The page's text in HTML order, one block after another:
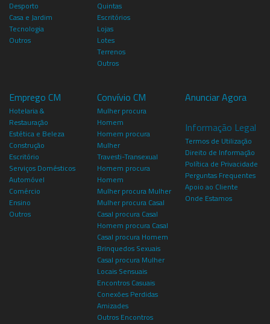
Desporto
Casa e Jardim
Tecnologia
Outros
Quintas
Escritórios
Lojas
Lotes
Terrenos
Outros
Emprego CM
Hotelaria &
Restauração
Estética e Beleza
Construção
Escritório
Serviços Domésticos
Automóvel
Comércio
Ensino
Outros
Convívio CM
Mulher procura
Homem
Homem procura
Mulher
Travesti-Transexual
Homem procura
Homem
Mulher procura Mulher
Mulher procura Casal
Casal procura Casal
Homem procura Casal
Casal procura Homem
Brinquedos Sexuais
Casal procura Mulher
Locais Sensuais
Encontros Casuais
Conexões Perdidas
Amizades
Outros Encontros
Anunciar Agora
Informação Legal
Termos de Utilização
Direito de Informação
Política de Privacidade
Perguntas Frequentes
Apoio ao Cliente
Onde Estamos